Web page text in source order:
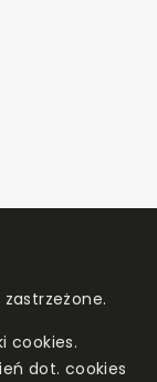
cookies.
dot. cookies